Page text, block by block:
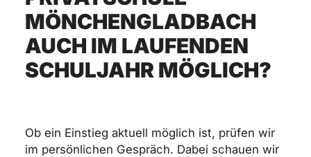
MÖNCHENGLADBACH
AUCH IM LAUFENDEN
SCHULJAHR MÖGLICH?
Ob ein Einstieg aktuell möglich ist, prüfen wir
im persönlichen Gespräch. Dabei schauen wir